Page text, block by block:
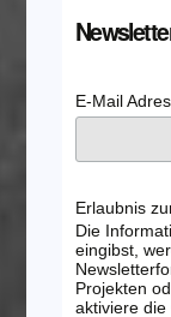
E-Mail
Erlaubnis
Die
eingibst,
Projekten
aktiviere die